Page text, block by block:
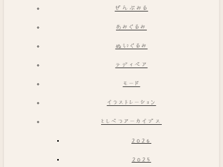
ぜんぶみる
あみぐるみ
ぬいぐるみ
テディベア
モード
イラストレーション
としべつアーカイブス
2026
2025